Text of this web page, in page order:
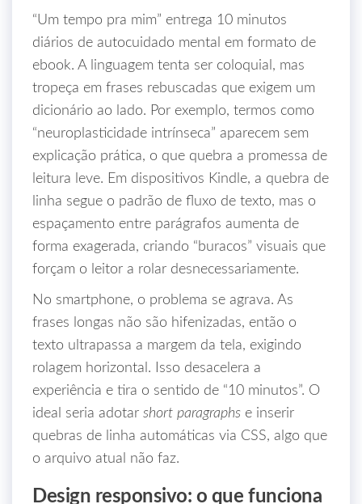
“Um tempo pra mim” entrega 10 minutos
diários de autocuidado mental em formato de
ebook. A linguagem tenta ser coloquial, mas
tropeça em frases rebuscadas que exigem um
dicionário ao lado. Por exemplo, termos como
“neuroplasticidade intrínseca” aparecem sem
explicação prática, o que quebra a promessa de
leitura leve. Em dispositivos Kindle, a quebra de
linha segue o padrão de fluxo de texto, mas o
espaçamento entre parágrafos aumenta de
forma exagerada, criando “buracos” visuais que
forçam o leitor a rolar desnecessariamente.
No smartphone, o problema se agrava. As
frases longas não são hifenizadas, então o
texto ultrapassa a margem da tela, exigindo
rolagem horizontal. Isso desacelera a
experiência e tira o sentido de “10 minutos”. O
ideal seria adotar short paragraphs e inserir
quebras de linha automáticas via CSS, algo que
o arquivo atual não faz.
Design responsivo: o que funciona